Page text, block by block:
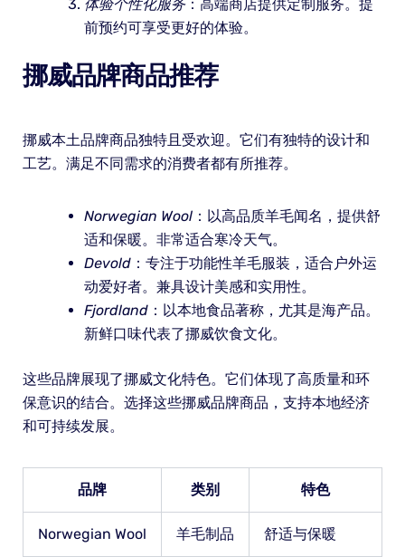
体验个性化服务：高端商店提供定制服务。提
前预约可享受更好的体验。
挪威品牌商品推荐
挪威本土品牌商品独特且受欢迎。它们有独特的设计和
工艺。满足不同需求的消费者都有所推荐。
Norwegian Wool：以高品质羊毛闻名，提供舒
适和保暖。非常适合寒冷天气。
Devold：专注于功能性羊毛服装，适合户外运
动爱好者。兼具设计美感和实用性。
Fjordland：以本地食品著称，尤其是海产品。
新鲜口味代表了挪威饮食文化。
这些品牌展现了挪威文化特色。它们体现了高质量和环
保意识的结合。选择这些挪威品牌商品，支持本地经济
和可持续发展。
品牌 类别 特色
Norwegian Wool 羊毛制品 舒适与保暖